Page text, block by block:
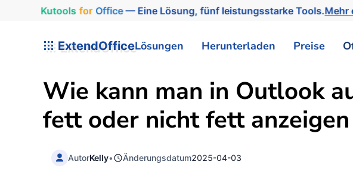
Kutools for Office— Eine Lösung, fünf leistungsstarke Tools.Mehr
ExtendOfficeLösungen Herunterladen Preise
Wie kann man in Outlook
fett oder nicht fett anzeigen
AutorKelly• Änderungsdatum2025-04-03